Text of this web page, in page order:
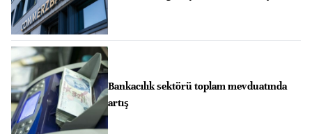
Bankacılık sektörü toplam mevduatında
artış